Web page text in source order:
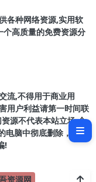
各种网络资源,实用软
高质量的免费资源分
流,不得用于商业用
用户利益请第一时间联
源不代表本站立场,全
脑中彻底删除，请玩
!
资源网